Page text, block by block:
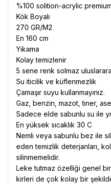
%100 solition-acrylic premium
Kök Boyalı
270 GR/M2
En 160 cm
Yıkama
Kolay temizlenir
5 sene renk solmaz
Su iticilik ve küflenmezlik
Çamaşır suyu kullanmayınız.
Gaz, benzin, mazot, tiner,
Sadece elde sabunlu su ile
En yüksek sıcaklık 30 C
Nemli veya sabunlu bez ile
eden temizlik deterjanları,
silinmemelidir.
Leke tutmaz özelliği genel
kirleri de çok kolay bir şekilde